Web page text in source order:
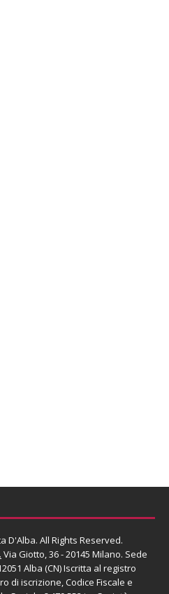
D'Alba. All Rights Reserved.
Via Giotto, 36 - 20145 Milano. Sede
Alba (CN) Iscritta al registro
di iscrizione, Codice Fiscale e